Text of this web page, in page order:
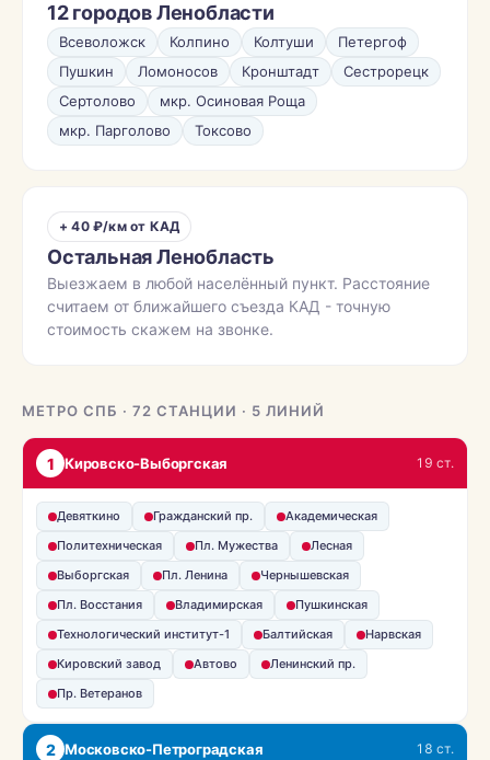
12 городов Ленобласти
Всеволожск Колпино Колтуши
Петергоф
Пушкин
Ломоносов Кронштадт
Сестрорецк
Сертолово
мкр. Осиновая Роща
мкр. Парголово
Токсово
+ 40 ₽/км от КАД
Остальная Ленобласть
Выезжаем в любой населённый пункт. Расстояние
считаем от ближайшего съезда КАД - точную
стоимость скажем на звонке.
МЕТРО СПБ · 72 СТАНЦИИ · 5 ЛИНИЙ
1 Кировско-Выборгская 19 ст.
Девяткино Гражданский пр.
Академическая
Политехническая
Пл. Мужества
Лесная
Выборгская
Пл. Ленина
Чернышевская
Пл. Восстания
Владимирская
Пушкинская
Технологический институт-1
Балтийская
Нарвская
Кировский завод
Автово
Ленинский пр.
Пр. Ветеранов
2 Московско-Петроградская 18 ст.